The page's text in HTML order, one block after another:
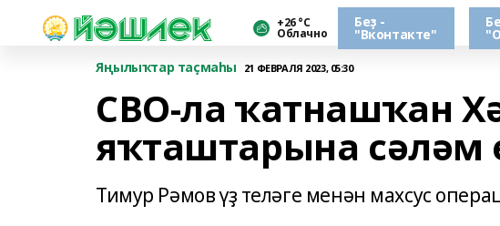
+26 °С
Облачно
Беҙ -
"Вконтакте"
Яңылыҡтар таҫмаһы
21 ФЕВРАЛЯ 2023, 05:30
СВО-ла ҡатнашҡан
яҡташтарына сәләм
Тимур Рәмов үҙ теләге менән махсус